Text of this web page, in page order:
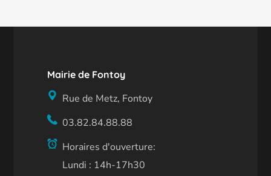
Mairie de Fontoy
Rue de Metz, Fontoy
03.82.84.88.88
Horaires d'ouverture:
Lundi : 14h-17h30